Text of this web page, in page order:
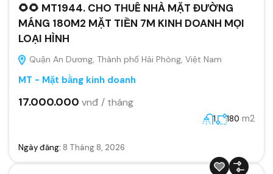
🌻🌻 MT1944. CHO THUÊ NHÀ MẶT ĐƯỜNG
MÁNG 180M2 MẶT TIỀN 7M KINH DOANH MỌI
LOẠI HÌNH
Quận An Dương, Thành phố Hải Phòng, Việt Nam
MT - Mặt bằng kinh doanh
17.000.000 vnđ / tháng
1 180 m2
Ngày đăng: 8 Tháng 8, 2026